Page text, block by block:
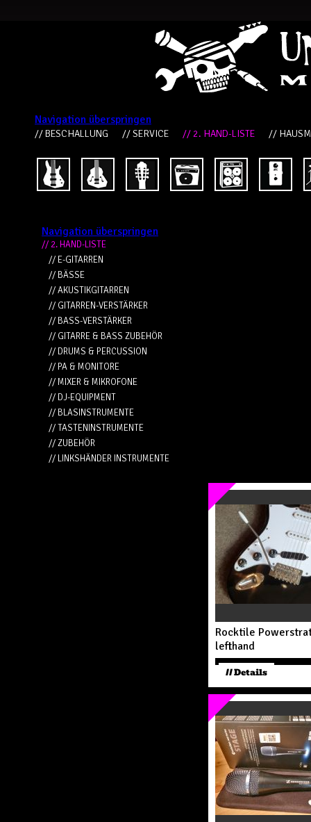
Navigation überspringen
// BESCHALLUNG // SERVICE // 2. HAND-LISTE //
Navigation überspringen
// 2. HAND-LISTE
// E-GITARREN
// BÄSSE
// AKUSTIKGITARREN
// GITARREN-VERSTÄRKER
// BASS-VERSTÄRKER
// GITARRE & BASS ZUBEHÖR
// DRUMS & PERCUSSION
// PA & MONITORE
// MIXER & MIKROFONE
// DJ-EQUIPMENT
// BLASINSTRUMENTE
// TASTENINSTRUMENTE
// ZUBEHÖR
// LINKSHÄNDER INSTRUMENTE
Rocktile
lefthand
// Details